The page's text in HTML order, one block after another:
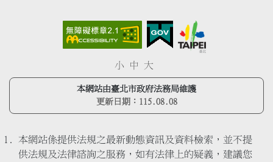
小 中 大
本網站由臺北市政府法務局維護
更新日期： 115.08.08
本網站係提供法規之最新動態資訊及資料檢索，並不提
供法規及法律諮詢之服務，如有法律上的疑義，建議您